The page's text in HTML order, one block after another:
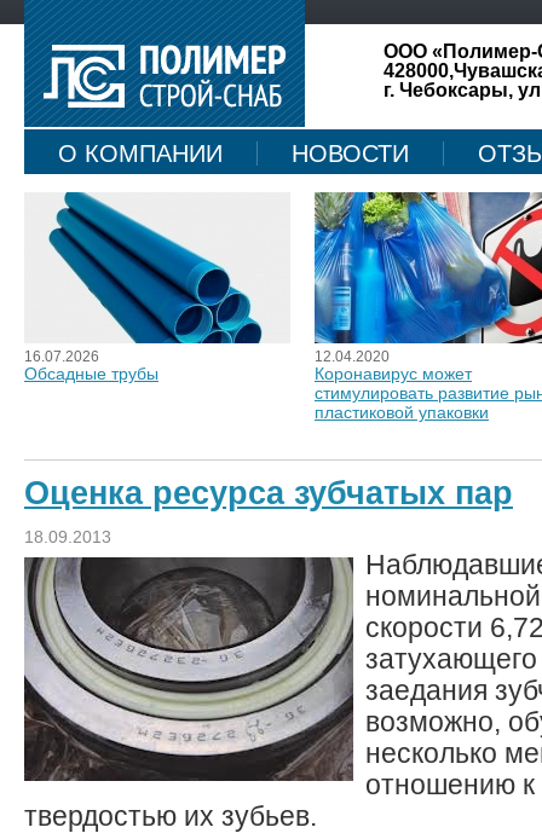
ООО «Полимер-
г. Чебоксары,
О КОМПАНИИ НОВОСТИ
КАРТА САЙТА
16.07.2026
Обсадные трубы
12.04.2020
Коронавирус может
стимулировать развитие
пластиковой упаковки
Оценка ресурса зубчатых пар
18.09.2013
скорости
заедания
возможно,
несколько
отношению к
твердостью их зубьев.